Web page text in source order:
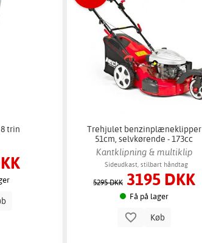
trin
Trehjulet benzinplæneklipper
51cm, selvkørende - 173cc
Kantklipning & multiklip
Sideudkast, stilbart håndtag
5295 DKK 3195 DKK
Få på lager
Køb